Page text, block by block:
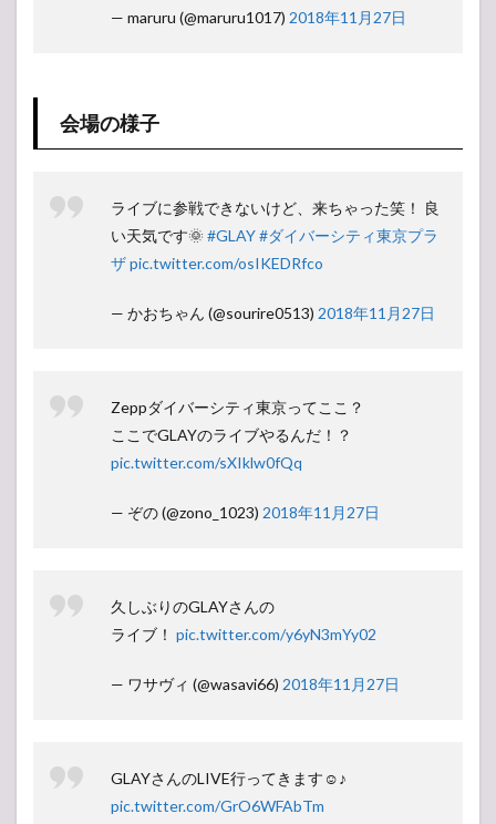
— maruru (@maruru1017) 2018年11月27日
会場の様子
ライブに参戦できないけど、来ちゃった笑！ 良
い天気です🌞#GLAY#ダイバーシティ東京プラ
ザpic.twitter.com/osIKEDRfco
— かおちゃん (@sourire0513) 2018年11月27日
Zeppダイバーシティ東京ってここ？
ここでGLAYのライブやるんだ！？
pic.twitter.com/sXIklw0fQq
— ぞの (@zono_1023) 2018年11月27日
久しぶりのGLAYさんの
ライブ！ pic.twitter.com/y6yN3mYy02
— ワサヴィ (@wasavi66) 2018年11月27日
GLAYさんのLIVE行ってきます☺♪
pic.twitter.com/GrO6WFAbTm